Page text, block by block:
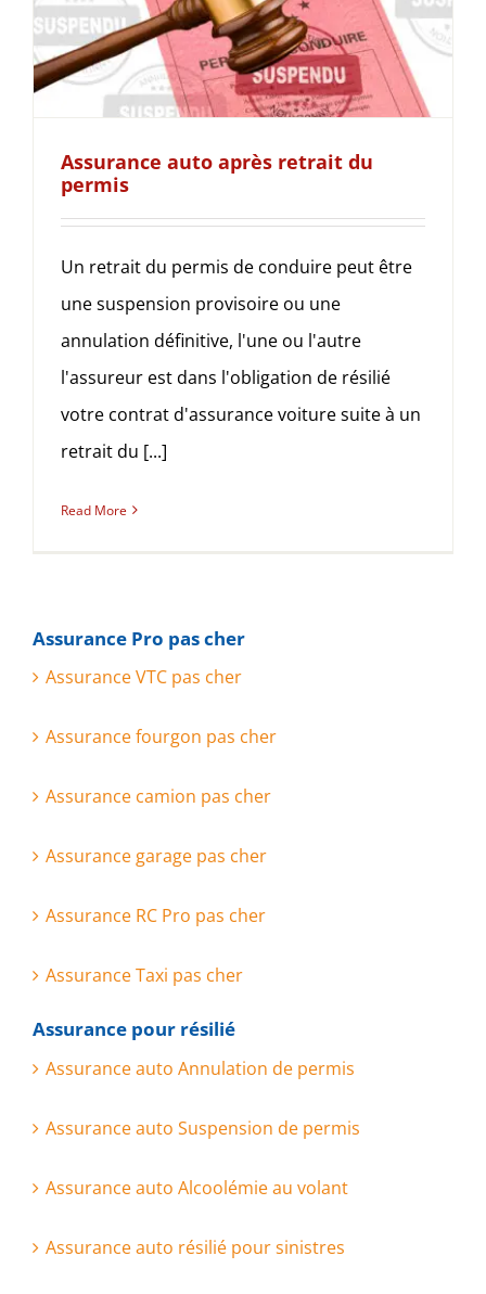
Assurance auto après retrait du
permis
Un retrait du permis de conduire peut être
une suspension provisoire ou une
annulation définitive, l'une ou l'autre
l'assureur est dans l'obligation de résilié
votre contrat d'assurance voiture suite à un
retrait du [...]
Read More
Assurance Pro pas cher
Assurance VTC pas cher
Assurance fourgon pas cher
Assurance camion pas cher
Assurance garage pas cher
Assurance RC Pro pas cher
Assurance Taxi pas cher
Assurance pour résilié
Assurance auto Annulation de permis
Assurance auto Suspension de permis
Assurance auto Alcoolémie au volant
Assurance auto résilié pour sinistres